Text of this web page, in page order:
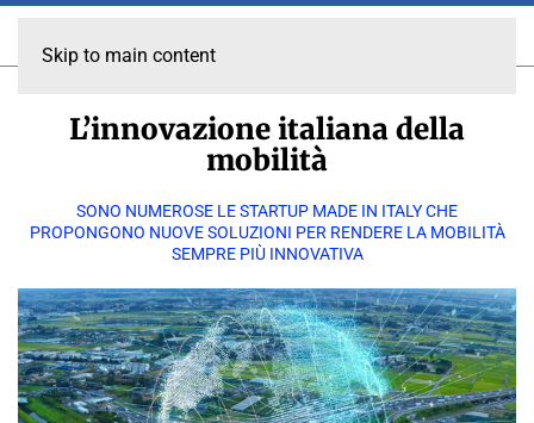
Skip to main content
L’innovazione italiana della
mobilità
SONO NUMEROSE LE STARTUP MADE IN ITALY CHE
PROPONGONO NUOVE SOLUZIONI PER RENDERE LA MOBILITÀ
SEMPRE PIÙ INNOVATIVA